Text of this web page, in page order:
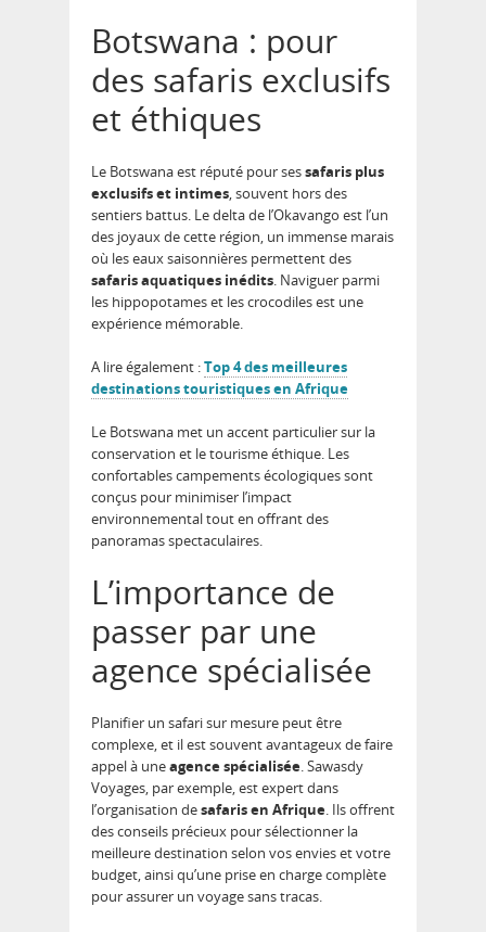
Botswana : pour
des safaris exclusifs
et éthiques
Le Botswana est réputé pour sessafaris plus
exclusifs et intimes, souvent hors des
sentiers battus. Le delta de l’Okavango est l’un
des joyaux de cette région, un immense marais
où les eaux saisonnières permettent des
safaris aquatiques inédits. Naviguer parmi
les hippopotames et les crocodiles est une
expérience mémorable.
A lire également :Top 4 des meilleures
destinations touristiques en Afrique
Le Botswana met un accent particulier sur la
conservation et le tourisme éthique. Les
confortables campements écologiques sont
conçus pour minimiser l’impact
environnemental tout en offrant des
panoramas spectaculaires.
L’importance de
passer par une
agence spécialisée
Planifier un safari sur mesure peut être
complexe, et il est souvent avantageux de faire
appel à uneagence spécialisée. Sawasdy
Voyages, par exemple, est expert dans
l’organisation desafaris en Afrique. Ils offrent
des conseils précieux pour sélectionner la
meilleure destination selon vos envies et votre
budget, ainsi qu’une prise en charge complète
pour assurer un voyage sans tracas.